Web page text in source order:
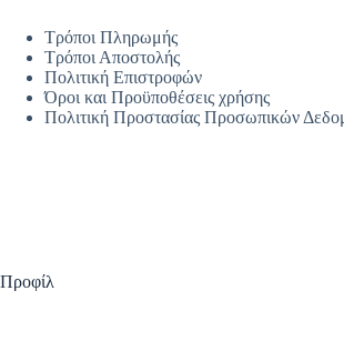
Τρόποι Πληρωμής
Τρόποι Αποστολής
Πολιτική Επιστροφών
Όροι και Προϋποθέσεις χρήσης
Πολιτική Προστασίας Προσωπικών
Προφίλ